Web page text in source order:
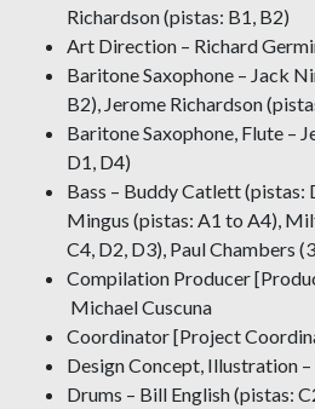
Richardson (pistas: B1, B2)
Art Direction – Richard
Baritone Saxophone – Jack
B2), Jerome Richardson
Baritone Saxophone, Flute –
D1, D4)
Bass – Buddy Catlett (pistas:
Mingus (pistas: A1 to A4),
C4, D2, D3), Paul Chambers
Compilation Producer
Michael Cuscuna
Coordinator [Project
Design Concept, Illustration
Drums – Bill English (pistas: